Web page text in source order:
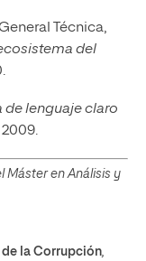
Técnica,
del
de lenguaje claro
2009.
Máster en Análisis y
la Corrupción